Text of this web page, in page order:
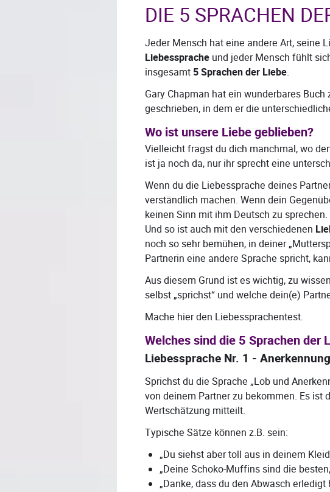
DIE 5 SPRACHEN
Jeder Mensch hat eine andere Art, seine
Liebessprache und jeder Mensch fühlt
insgesamt5 Sprachen der Liebe.
Gary Chapman hat ein wunderbares
geschrieben, in dem er die
Wo ist unsere Liebe geblieben?
Vielleicht fragst du dich manchmal, wo
ist ja noch da, nur ihr sprecht eine
Wenn du die Liebessprache deines
verständlich machen. Wenn dein
keinen Sinn mit ihm Deutsch zu sprechen.
Und so ist auch mit den verschiedenen
noch so sehr bemühen, in deiner
Partnerin eine andere Sprache spricht,
Aus diesem Grund ist es wichtig, zu
selbst „sprichst“ und welche dein(e)
Mache hier den Liebessprachentest.
Welches sind die 5 Sprachen der
Liebessprache Nr. 1 -
Sprichst du die Sprache „Lob und
von deinem Partner zu bekommen. Es ist
Wertschätzung mitteilt.
Typische Sätze können z.B. sein:
„Du siehst aber toll aus in deinem
„Deine Schoko-Muffins sind die
„Danke, dass du den Abwasch erledigt